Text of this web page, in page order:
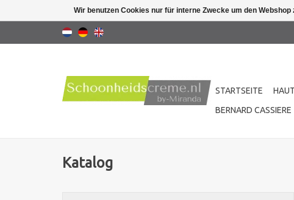
STARTSEITE
BERNARD CASSIERE
Katalog
Wir benutzen Cookies nur für interne Zwecke um den